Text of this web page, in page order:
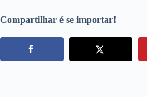
Compartilhar é se importar!